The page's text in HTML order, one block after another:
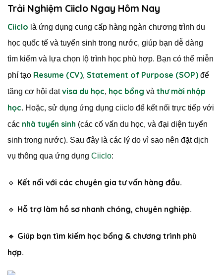
Trải Nghiệm Ciiclo Ngay Hôm Nay
Ciiclo là ứng dụng cung cấp hàng ngàn chương trình du
học quốc tế và tuyển sinh trong nước, giúp bạn dễ dàng
tìm kiếm và lựa chọn lộ trình học phù hợp. Bạn có thể miễn
phí tạo Resume (CV), Statement of Purpose (SOP) để
tăng cơ hội đạtvisa du học, học bổng và thư mời nhập
học. Hoặc, sử dụng ứng dụng ciiclo để kết nối trực tiếp với
các nhà tuyển sinh (các cố vấn du học, và đại diện tuyển
sinh trong nước). Sau đây là các lý do vì sao nên đặt dịch
vụ thông qua ứng dụng Ciiclo:
🔹 Kết nối với các chuyên gia tư vấn hàng đầu.
🔹 Hỗ trợ làm hồ sơ nhanh chóng, chuyên nghiệp.
🔹 Giúp bạn tìm kiếm học bổng & chương trình phù
hợp.